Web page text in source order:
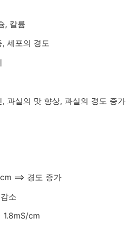
, 칼륨
, 세포의 경도
, 과실의 맛 향상, 과실의 경도 증가
⟹ 경도 증가
소
1.8mS/cm